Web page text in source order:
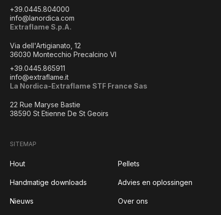
+39.0445.804000
info@lanordica.com
Extraflame S.p.A.
Via dell'Artigianato, 12
36030 Montecchio Precalcino VI
+39.0445.865911
info@extraflame.it
La Nordica-Extraflame STF France Sas
22 Rue Maryse Bastie
38590 St Etienne De St Geoirs
SITEMAP
Hout Pellets
Handmatige downloads Advies en oplossingen
Nieuws Over ons